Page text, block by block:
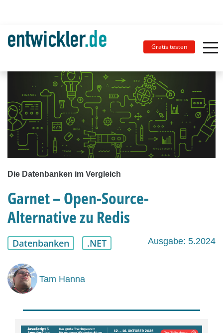
Gratis testen
Die Datenbanken im Vergleich
Garnet – Open-Source-
Alternative zu Redis
Datenbanken .NET Ausgabe: 5.2024
Tam Hanna